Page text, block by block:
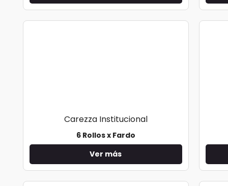
Carezza Institucional
6 Rollos x Fardo
Ver más